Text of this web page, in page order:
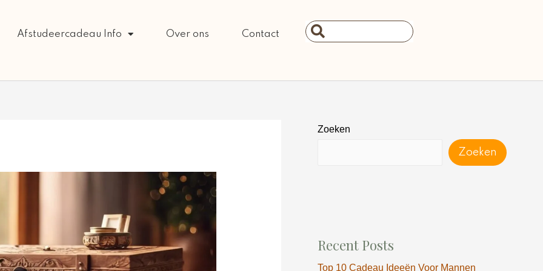
Afstudeercadeau Info Over ons Contact
Search
...
Zoeken
Zoeken
Recent Posts
Top 10 Cadeau Ideeën Voor Mannen